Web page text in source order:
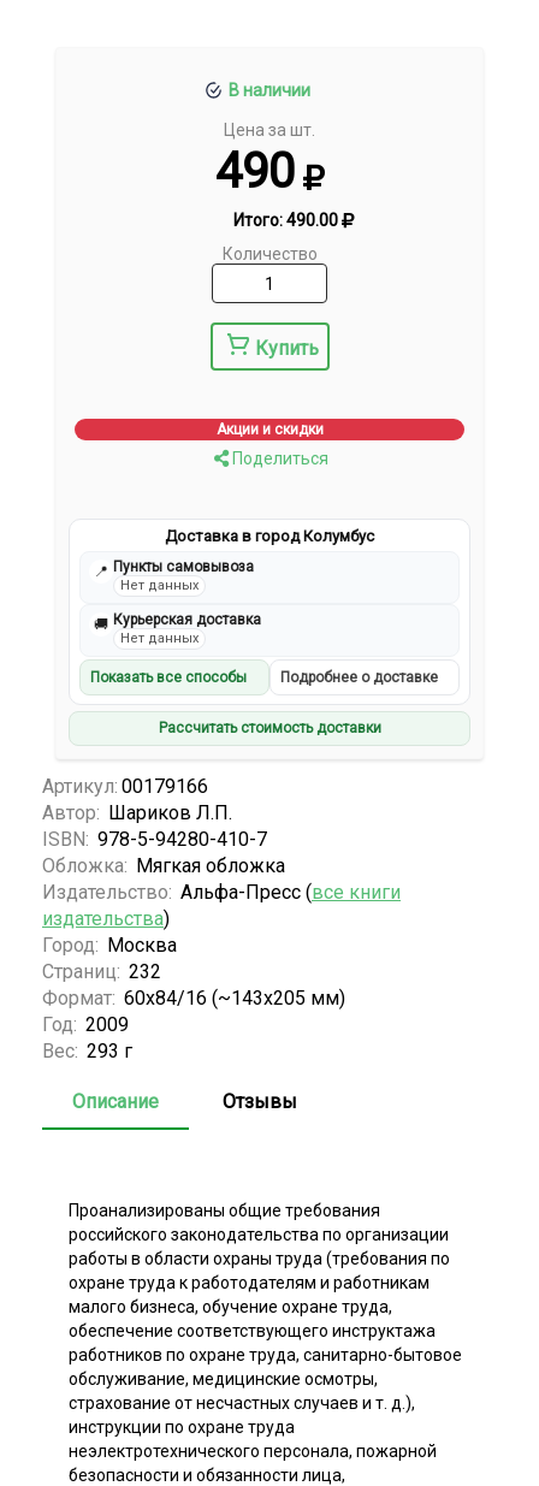
В наличии
Цена за шт.
490
Итого:490.00
Количество
Купить
Акции и скидки
Поделиться
Доставка в город Колумбус
📍 Пункты самовывоза
Нет данных
🚚 Курьерская доставка
Нет данных
Показать все способы Подробнее о доставке
Рассчитать стоимость доставки
Артикул: 00179166
Автор: Шариков Л.П.
ISBN: 978-5-94280-410-7
Обложка: Мягкая обложка
Издательство: Альфа-Пресс (все книги
издательства)
Город: Москва
Страниц: 232
Формат: 60x84/16 (~143х205 мм)
Год: 2009
Вес: 293 г
Описание Отзывы
Проанализированы общие требования
российского законодательства по организации
работы в области охраны труда (требования по
охране труда к работодателям и работникам
малого бизнеса, обучение охране труда,
обеспечение соответствующего инструктажа
работников по охране труда, санитарно-бытовое
обслуживание, медицинские осмотры,
страхование от несчастных случаев и т. д.),
инструкции по охране труда
неэлектротехнического персонала, пожарной
безопасности и обязанности лица,